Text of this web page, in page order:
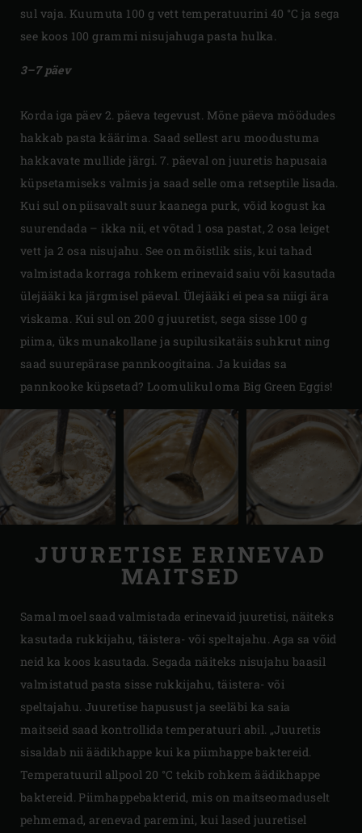
sul vaja. Kuumuta 100 g vett temperatuurini 40 °C ja sega
see koos 100 grammi nisujahuga pasta hulka.
3–7 päev
Korda iga päev 2. päeva tegevust. Mõne päeva möödudes
hakkab pasta käärima. Saad sellest aru moodustuma
hakkavate mullide järgi. 7. päeval on juuretis hapusaia
küpsetamiseks valmis ja saad selle oma retseptile lisada.
Kui sul on piisavalt suur kaanega purk, võid kogust ka
suurendada – ikka nii, et võtad 1 osa pastat, 2 osa leiget
vett ja 2 osa nisujahu. See on mõistlik siis, kui tahad
valmistada korraga rohkem erinevaid saiu või kasutada
ülejääki ka järgmisel päeval. Ülejääki ei pea sa niigi ära
viskama. Kui sul on 200 g juuretist, sega sisse 100 g
piima, üks munakollane ja supilusikatäis suhkrut ning
saad suurepärase pannkoogitaina. Ja kuidas sa
pannkooke küpsetad? Loomulikul oma Big Green Eggis!
JUURETISE ERINEVAD
MAITSED
Samal moel saad valmistada erinevaid juuretisi, näiteks
kasutada rukkijahu, täistera- või speltajahu. Aga sa võid
neid ka koos kasutada. Segada näiteks nisujahu baasil
valmistatud pasta sisse rukkijahu, täistera- või
speltajahu. Juuretise hapusust ja seeläbi ka saia
maitseid saad kontrollida temperatuuri abil. „Juuretis
sisaldab nii äädikhappe kui ka piimhappe baktereid.
Temperatuuril allpool 20 °C tekib rohkem äädikhappe
baktereid. Piimhappebakterid, mis on maitseomaduselt
pehmemad, arenevad paremini, kui lased juuretisel